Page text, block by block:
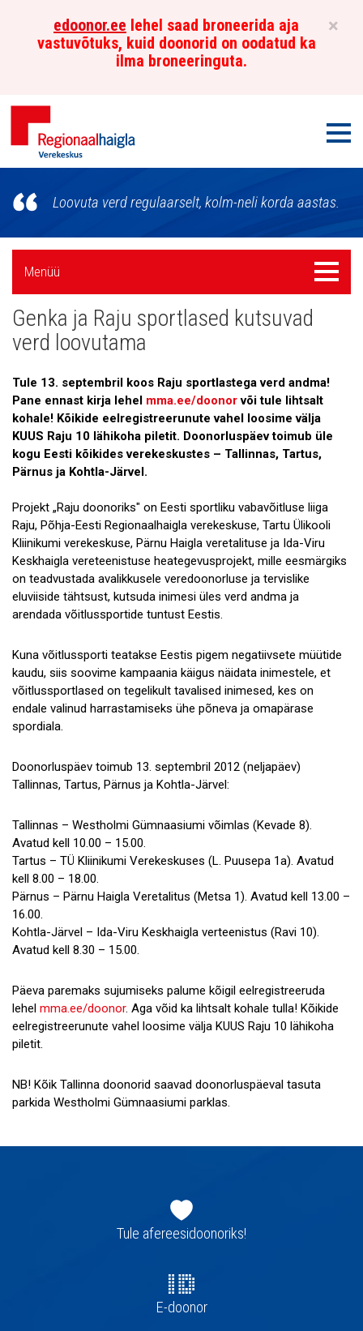
×
edoonor.ee lehel saad broneerida aja
vastuvõtuks, kuid doonorid on oodatud ka
ilma broneeringuta.
Põhja-
Eesti
Regionaalhaigla
Verekeskus
Loovuta verd regulaarselt, kolm-neli korda aastas.
Külgpaani
navigatsioon
Menüü
Menüü
Uudised
Galerii
Koostöö
Tule tööle!
Tule ekskursioonile!
Genka ja Raju sportlased kutsuvad
verd loovutama
Tule 13. septembril koos Raju sportlastega verd andma!
Pane ennast kirja lehel mma.ee/doonorvõi tule lihtsalt
kohale! Kõikide eelregistreerunute vahel loosime välja
KUUS Raju 10 lähikoha piletit. Doonorluspäev toimub üle
kogu Eesti kõikides verekeskustes – Tallinnas, Tartus,
Pärnus ja Kohtla-Järvel.
Projekt „Raju doonoriks" on Eesti sportliku vabavõitluse liiga
Raju, Põhja-Eesti Regionaalhaigla verekeskuse, Tartu Ülikooli
Kliinikumi verekeskuse, Pärnu Haigla veretalituse ja Ida-Viru
Keskhaigla vereteenistuse heategevusprojekt, mille eesmärgiks
on teadvustada avalikkusele veredoonorluse ja tervislike
eluviiside tähtsust, kutsuda inimesi üles verd andma ja
arendada võitlussportide tuntust Eestis.
Kuna võitlussporti teatakse Eestis pigem negatiivsete müütide
kaudu, siis soovime kampaania käigus näidata inimestele, et
võitlussportlased on tegelikult tavalised inimesed, kes on
endale valinud harrastamiseks ühe põneva ja omapärase
spordiala.
Doonorluspäev toimub 13. septembril 2012 (neljapäev)
Tallinnas, Tartus, Pärnus ja Kohtla-Järvel:
Tallinnas – Westholmi Gümnaasiumi võimlas (Kevade 8).
Avatud kell 10.00 – 15.00.
Tartus – TÜ Kliinikumi Verekeskuses (L. Puusepa 1a). Avatud
kell 8.00 – 18.00.
Pärnus – Pärnu Haigla Veretalitus (Metsa 1). Avatud kell 13.00 –
16.00.
Kohtla-Järvel – Ida-Viru Keskhaigla verteenistus (Ravi 10).
Avatud kell 8.30 – 15.00.
Päeva paremaks sujumiseks palume kõigil eelregistreeruda
lehel mma.ee/doonor. Aga võid ka lihtsalt kohale tulla! Kõikide
eelregistreerunute vahel loosime välja KUUS Raju 10 lähikoha
piletit.
NB! Kõik Tallinna doonorid saavad doonorluspäeval tasuta
parkida Westholmi Gümnaasiumi parklas.
navigatsioonTule afereesidoonoriks!
E-doonor